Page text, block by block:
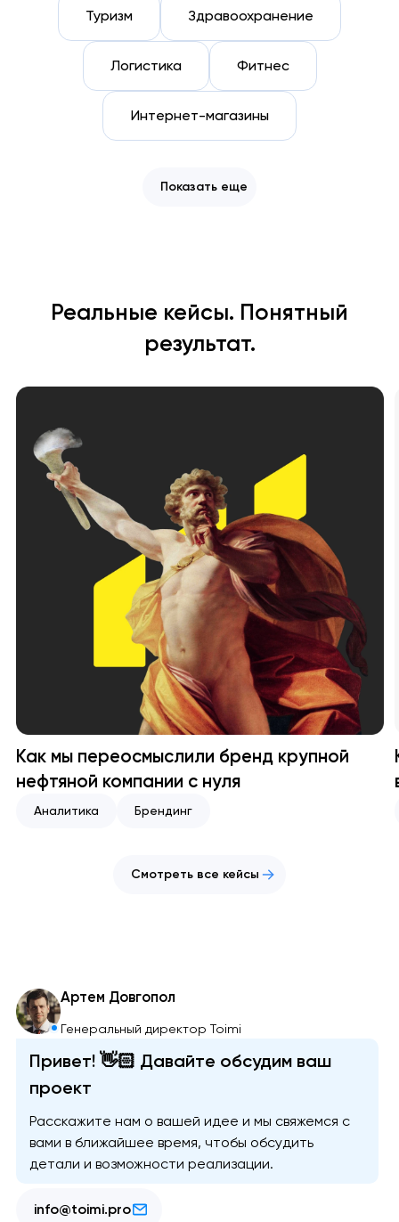
Туризм Здравоохранение
Логистика Фитнес
Интернет-магазины
Показать еще
Реальные кейсы. Понятный
результат.
Как мы переосмыслили бренд крупной
нефтяной компании с нуля
Аналитика Брендинг
Смотреть все кейсы
Артем Довгопол
Генеральный директор Toimi
Привет! 👋🏻 Давайте обсудим ваш
проект
Расскажите нам о вашей идее и мы свяжемся с
вами в ближайшее время, чтобы обсудить
детали и возможности реализации.
info@toimi.pro